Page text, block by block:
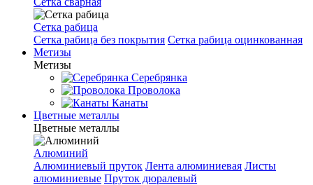
Сетка рабица
Сетка рабица без покрытия Сетка рабица оцинкованная
Метизы
Метизы
Серебрянка
Проволока
Канаты
Цветные металлы
Цветные металлы
Алюминий
Алюминиевый пруток Лента алюминиевая Листы
алюминиевые Пруток дюралевый